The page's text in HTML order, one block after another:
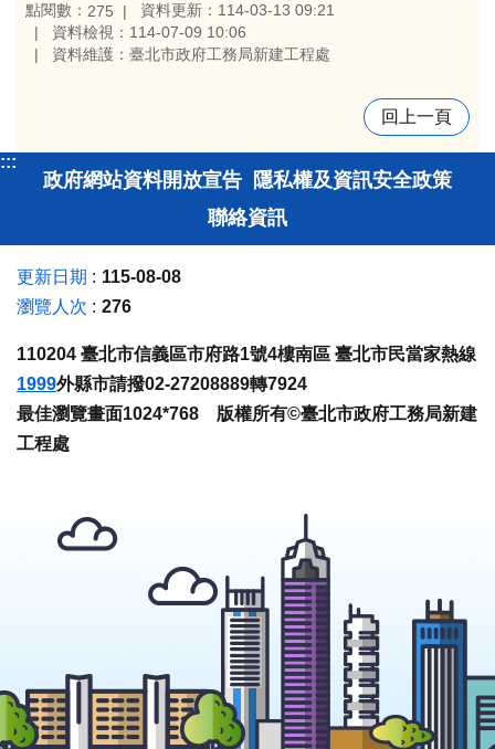
點閱數： 275
資料更新：114-03-13 09:21
資料檢視：114-07-09 10:06
資料維護：臺北市政府工務局新建工程處
回上一頁
:::
政府網站資料開放宣告 隱私權及資訊安全政策
聯絡資訊
更新日期
115-08-08
瀏覽人次
276
110204 臺北市信義區市府路1號4樓南區 臺北市民當家熱線
1999外縣市請撥02-27208889轉7924
最佳瀏覽畫面1024*768 版權所有©臺北市政府工務局新建
工程處